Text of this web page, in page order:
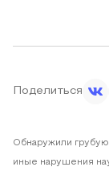
Поделиться
Обнаружили грубую
иные нарушения